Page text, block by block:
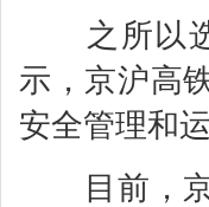
之所以选
示，京沪高
安全管理和
目前，京